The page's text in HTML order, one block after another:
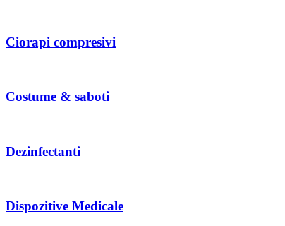
Ciorapi compresivi
Costume & saboti
Dezinfectanti
Dispozitive Medicale